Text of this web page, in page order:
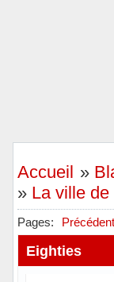
Accueil »
» La ville
Pages: Précédent
Eighties